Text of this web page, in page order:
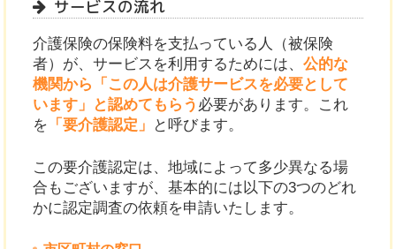
サービスの流れ
介護保険の保険料を支払っている人（被保険
者）が、サービスを利用するためには、公的な
機関から「この人は介護サービスを必要として
います」と認めてもらう 必要があります。これ
を 「要介護認定」 と呼びます。
この要介護認定は、地域によって多少異なる場
合もございますが、基本的には以下の3つのどれ
かに認定調査の依頼を申請いたします。